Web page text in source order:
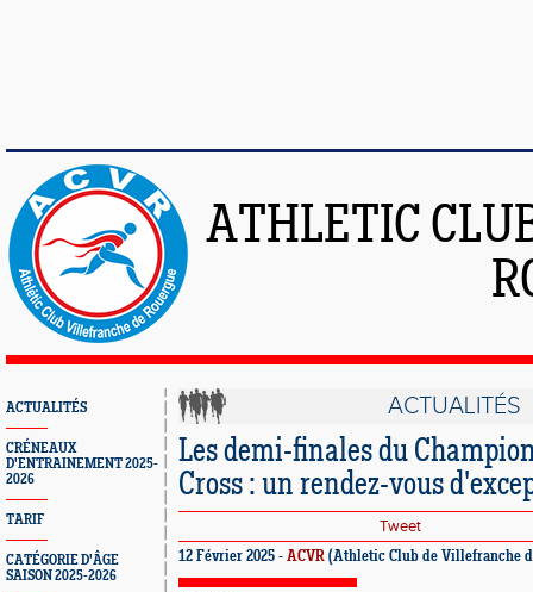
ATHLETIC
ACTUALITÉS
CRÉNEAUX
D'ENTRAINEMENT 2025-
2026
TARIF
CATÉGORIE D'ÂGE
SAISON 2025-2026
ACTUALITÉS
Les demi-finales du
Cross : un rendez-vous
Tweet
12 Février 2025 - ACVR (Athletic Club de Villefranche